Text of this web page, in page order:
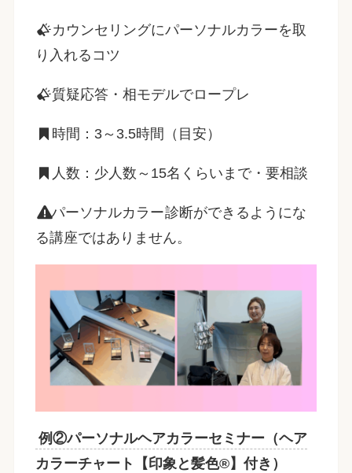
カウンセリングにパーソナルカラーを取
り入れるコツ
質疑応答・相モデルでロープレ
時間：3～3.5時間（目安）
人数：少人数～15名くらいまで・要相談
パーソナルカラー診断ができるようにな
る講座ではありません。
例②パーソナルヘアカラーセミナー（ヘア
カラーチャート【印象と髪色®】付き）